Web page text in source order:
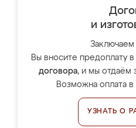
и
Заключаем
Вы вносите предоплату
договора, и мы отдаём
Возможна оплата в
УЗНАТЬ О